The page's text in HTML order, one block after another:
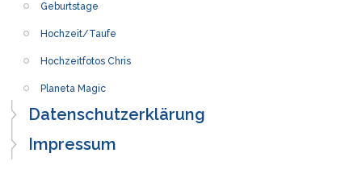
Geburtstage
Hochzeit/Taufe
Hochzeitfotos Chris
Planeta Magic
Datenschutzerklärung
Impressum